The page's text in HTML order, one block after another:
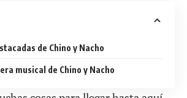
de Chino y Nacho
musical de Chino y Nacho